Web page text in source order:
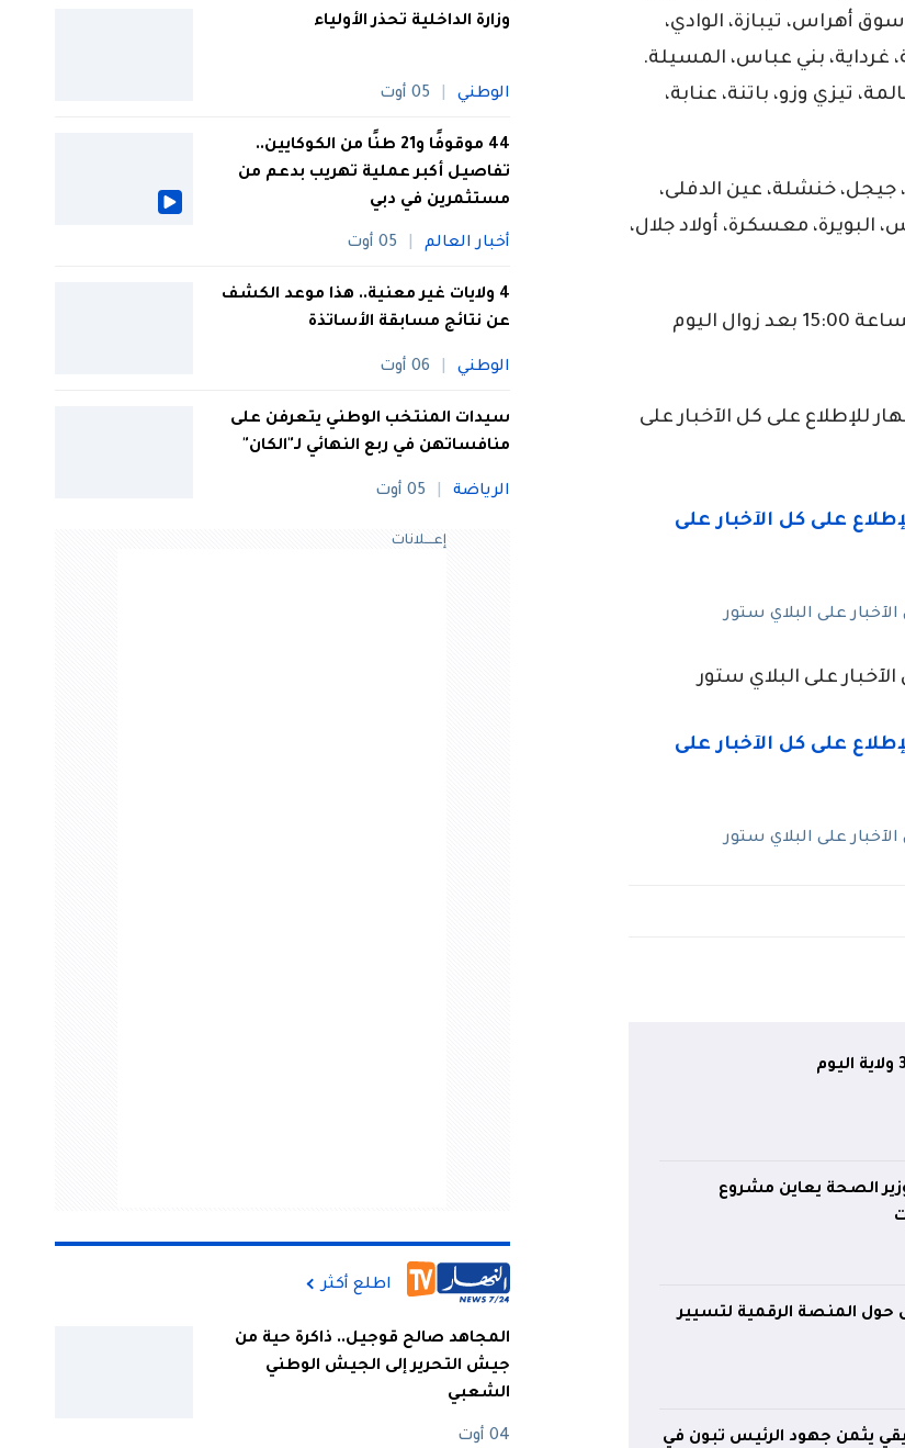
أهراس، تيبازة، الوادي،
غرداية، بني عباس، المسيلة.
تيزي وزو، باتنة، عنابة،
خنشلة، عين الدفلى،
البويرة، معسكرة، أولاد جلال،
ومن المتوقع أن يكون تساقط الأمطار بداية من الساعة 15:00 بعد زوال اليوم
للإطلاع على كل الآخبار على
على البلاي ستور
على البلاي ستور
على البلاي ستور
الصحة يعاين مشروع
المنصة الرقمية لتسيير
يثمن جهود الرئيس تبون في
وزارة الداخلية تحذر الأولياء
الوطني 05 أوت
44 موقوفًا و21 طنًا من الكوكايين..
تفاصيل أكبر عملية تهريب بدعم من
مستثمرين في دبي
أخبار العالم 05 أوت
4 ولايات غير معنية.. هذا موعد الكشف
عن نتائج مسابقة الأساتذة
الوطني 06 أوت
سيدات المنتخب الوطني يتعرفن على
منافساتهن في ربع النهائي لـ"الكان"
الرياضة 05 أوت
إعــــلانات
اطلع أكثر
المجاهد صالح قوجيل.. ذاكرة حية من
جيش التحرير إلى الجيش الوطني
الشعبي
04 أوت